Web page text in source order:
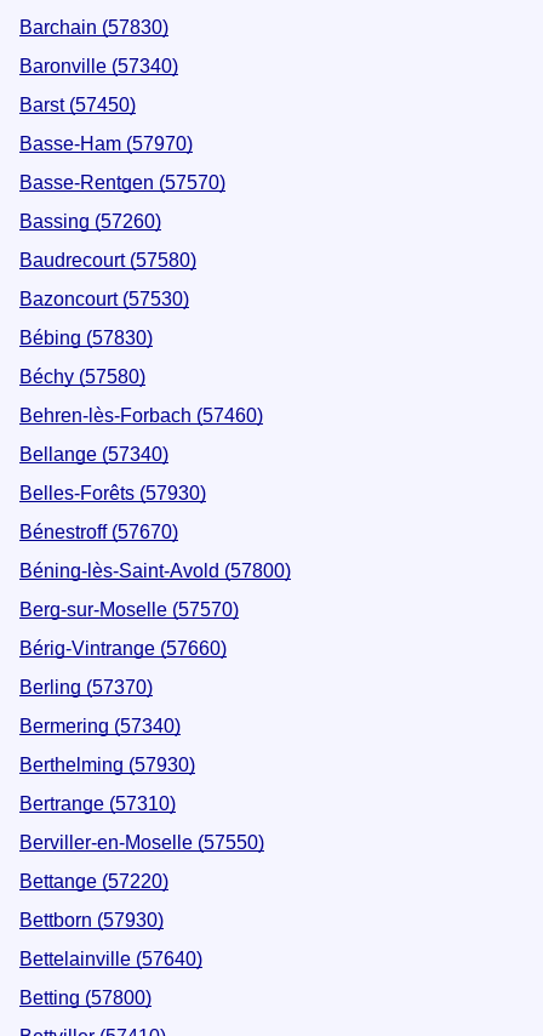
Barchain (57830)
Baronville (57340)
Barst (57450)
Basse-Ham (57970)
Basse-Rentgen (57570)
Bassing (57260)
Baudrecourt (57580)
Bazoncourt (57530)
Bébing (57830)
Béchy (57580)
Behren-lès-Forbach (57460)
Bellange (57340)
Belles-Forêts (57930)
Bénestroff (57670)
Béning-lès-Saint-Avold (57800)
Berg-sur-Moselle (57570)
Bérig-Vintrange (57660)
Berling (57370)
Bermering (57340)
Berthelming (57930)
Bertrange (57310)
Berviller-en-Moselle (57550)
Bettange (57220)
Bettborn (57930)
Bettelainville (57640)
Betting (57800)